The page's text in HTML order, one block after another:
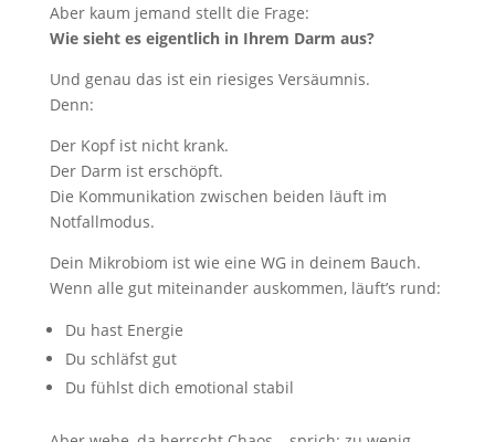
Aber kaum jemand stellt die Frage:
Wie sieht es eigentlich in Ihrem Darm aus?
Und genau das ist ein riesiges Versäumnis.
Denn:
Der Kopf ist nicht krank.
Der Darm ist erschöpft.
Die Kommunikation zwischen beiden läuft im
Notfallmodus.
Dein Mikrobiom ist wie eine WG in deinem Bauch.
Wenn alle gut miteinander auskommen, läuft’s rund:
Du hast Energie
Du schläfst gut
Du fühlst dich emotional stabil